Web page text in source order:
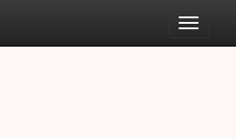
Toggle